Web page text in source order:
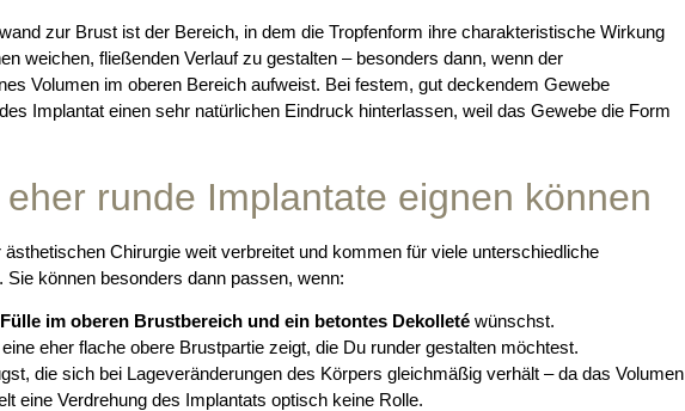
zur Brust ist der Bereich, in dem die Tropfenform ihre charakteristische Wirkung
weichen, fließenden Verlauf zu gestalten – besonders dann, wenn der
Volumen im oberen Bereich aufweist. Bei festem, gut deckendem Gewebe
Implantat einen sehr natürlichen Eindruck hinterlassen, weil das Gewebe die Form
runde Implantate eignen können
Chirurgie weit verbreitet und kommen für viele unterschiedliche
können besonders dann passen, wenn:
im oberen Brustbereich und ein betontes Dekolleté wünschst.
eher flache obere Brustpartie zeigt, die Du runder gestalten möchtest.
die sich bei Lageveränderungen des Körpers gleichmäßig verhält – da das Volumen
eine Verdrehung des Implantats optisch keine Rolle.